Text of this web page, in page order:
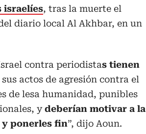
israelíes, tras la muerte el
diario local Al Akhbar, en un
contra periodistas tienen
sus actos de agresión contra el
de lesa humanidad, punibles
ydeberían motivar a la
ponerles fin”, dijo Aoun.